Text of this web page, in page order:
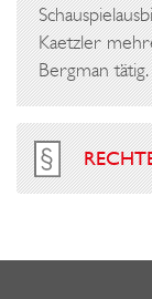
Kaetzler
Bergman